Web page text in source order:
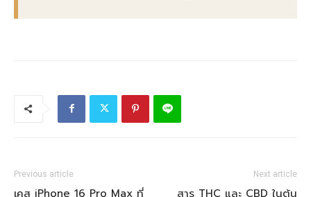
Previous article
เคส iPhone 16 Pro Max ที่
Next article
สาร THC และ CBD ในต้น